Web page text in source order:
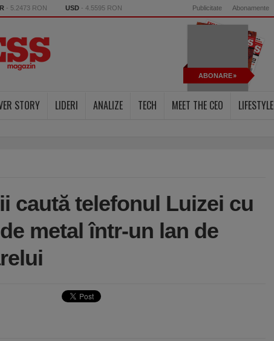
- 5.2473 RON USD - 4.5595 RON Publicitate Abonamente
ABONARE
STORY LIDERI ANALIZE TECH MEET THE CEO LIFESTYLE
caută telefonul Luizei cu
metal într-un lan de